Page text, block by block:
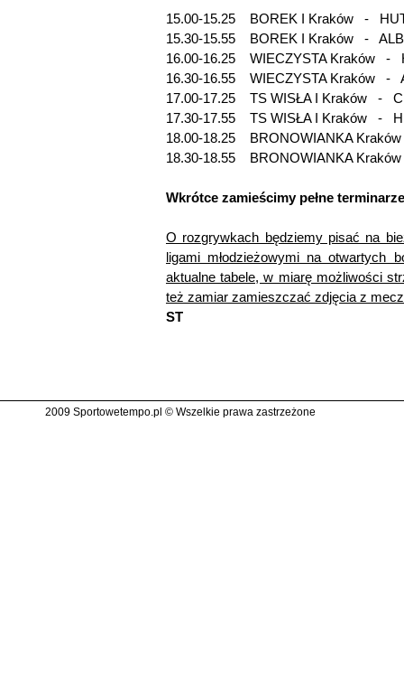
15.00-15.25 BOREK I Kraków -
15.30-15.55 BOREK I Kraków -
16.00-16.25 WIECZYSTA
16.30-16.55 WIECZYSTA Kraków
17.00-17.25 TS WISŁA I Kraków -
17.30-17.55 TS WISŁA I Kraków
18.00-18.25 BRONOWIANKA
18.30-18.55 BRONOWIANKA
Wkrótce zamieścimy pełne
O rozgrywkach będziemy pisać na
ligami młodzieżowymi na otwartych
aktualne tabele, w miarę możliwości
też zamiar zamieszczać zdjęcia z
ST
2009 Sportowetempo.pl © Wszelkie prawa zastrzeżone